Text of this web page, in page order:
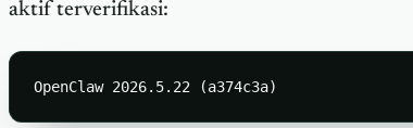
aktif terverifikasi: